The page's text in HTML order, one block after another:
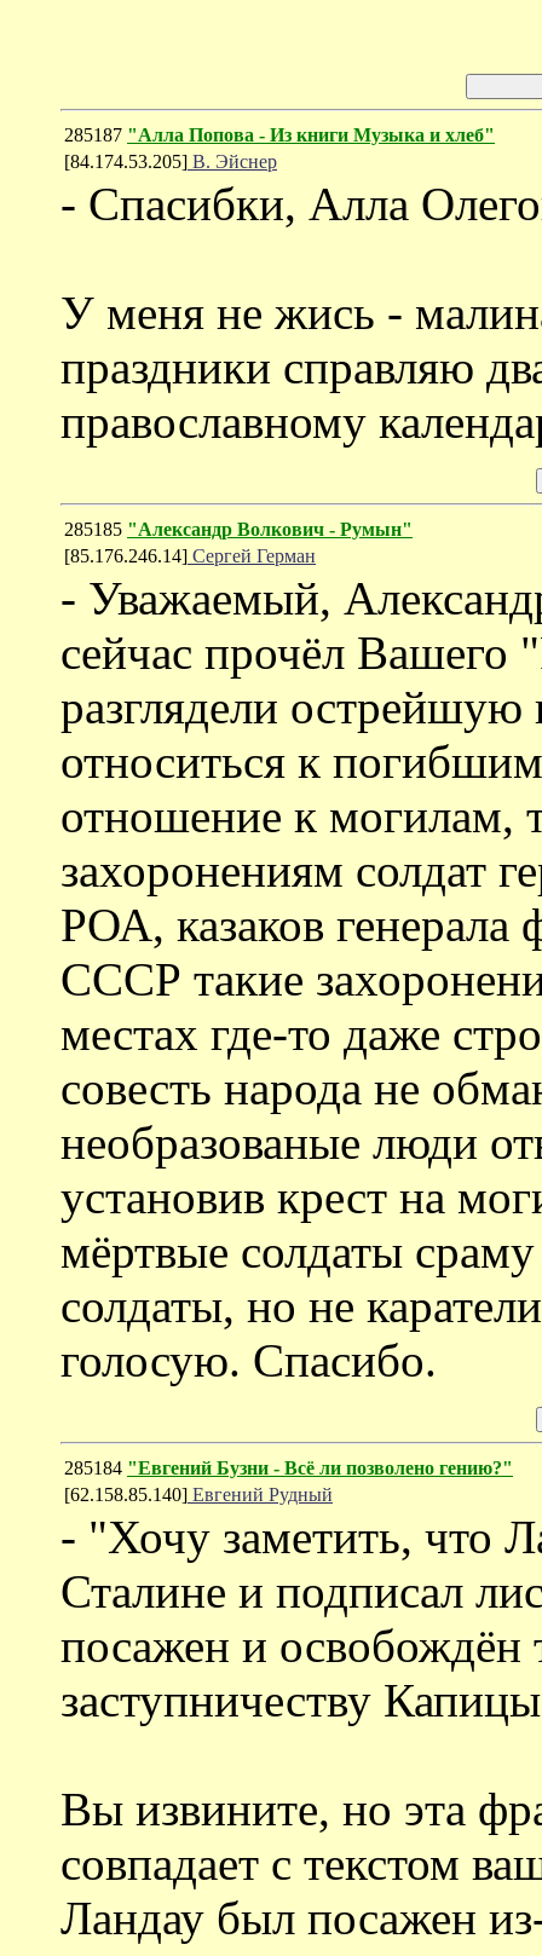
285187 "Алла Попова - Из книги Музыка и хлеб"
[84.174.53.205] В. Эйснер
- Спасибки, Алла
У меня не жись -
праздники справляю
православному
285185 "Александр Волкович - Румын"
[85.176.246.14] Сергей Герман
- Уважаемый,
сейчас прочёл
разглядели
относиться к
отношение к могилам,
захоронениям солдат
РОА, казаков
СССР такие
местах где-то даже
совесть народа не
необразованые люди
установив крест на
мёртвые солдаты
солдаты, но не
голосую. Спасибо.
285184 "Евгений Бузни - Всё ли позволено гению?"
[62.158.85.140] Евгений Рудный
- "Хочу заметить, что
Сталине и подписал
посажен и освобождён
заступничеству
Вы извините, но эта
совпадает с текстом
Ландау был посажен